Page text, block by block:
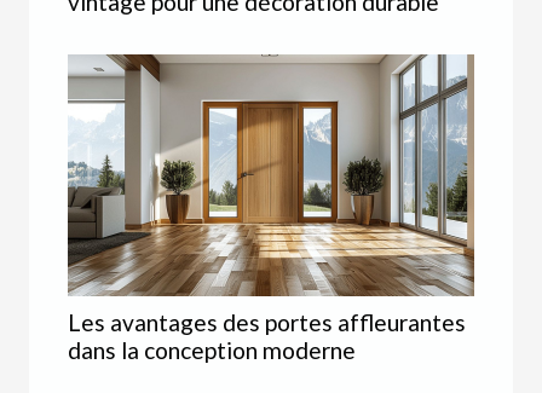
Les avantages des portes affleurantes
dans la conception moderne